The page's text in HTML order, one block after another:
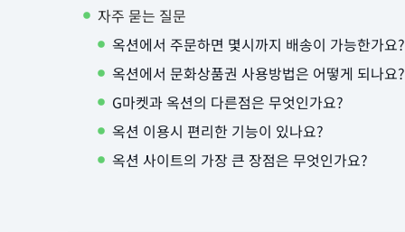
자주 묻는 질문
옥션에서 주문하면 몇시까지 배송이 가능한가요?
옥션에서 문화상품권 사용방법은 어떻게 되나요?
G마켓과 옥션의 다른점은 무엇인가요?
옥션 이용시 편리한 기능이 있나요?
옥션 사이트의 가장 큰 장점은 무엇인가요?